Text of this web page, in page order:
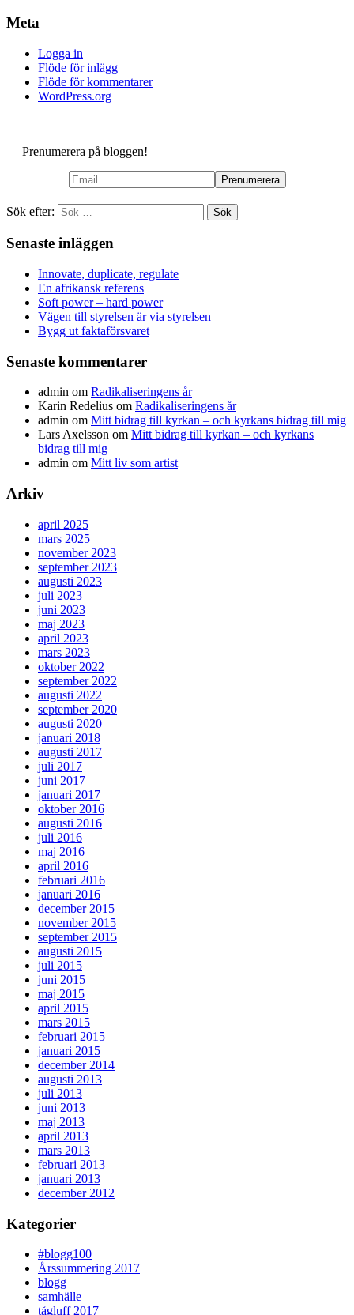
Meta
Logga in
Flöde för inlägg
Flöde för kommentarer
WordPress.org
Prenumerera på bloggen!
Sök efter:
Senaste inläggen
Innovate, duplicate, regulate
En afrikansk referens
Soft power – hard power
Vägen till styrelsen är via styrelsen
Bygg ut faktaförsvaret
Senaste kommentarer
admin om Radikaliseringens år
Karin Redelius om Radikaliseringens år
admin om Mitt bidrag till kyrkan – och kyrkans bidrag till mig
Lars Axelsson om Mitt bidrag till kyrkan – och kyrkans
bidrag till mig
admin om Mitt liv som artist
Arkiv
april 2025
mars 2025
november 2023
september 2023
augusti 2023
juli 2023
juni 2023
maj 2023
april 2023
mars 2023
oktober 2022
september 2022
augusti 2022
september 2020
augusti 2020
januari 2018
augusti 2017
juli 2017
juni 2017
januari 2017
oktober 2016
augusti 2016
juli 2016
maj 2016
april 2016
februari 2016
januari 2016
december 2015
november 2015
september 2015
augusti 2015
juli 2015
juni 2015
maj 2015
april 2015
mars 2015
februari 2015
januari 2015
december 2014
augusti 2013
juli 2013
juni 2013
maj 2013
april 2013
mars 2013
februari 2013
januari 2013
december 2012
Kategorier
#blogg100
Årssummering 2017
blogg
samhälle
tågluff 2017